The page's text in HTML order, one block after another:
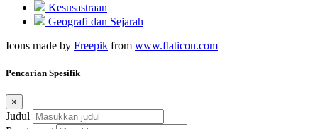
Kesusastraan
Geografi dan Sejarah
Icons made by Freepik from www.flaticon.com
Pencarian Spesifik
×
Judul